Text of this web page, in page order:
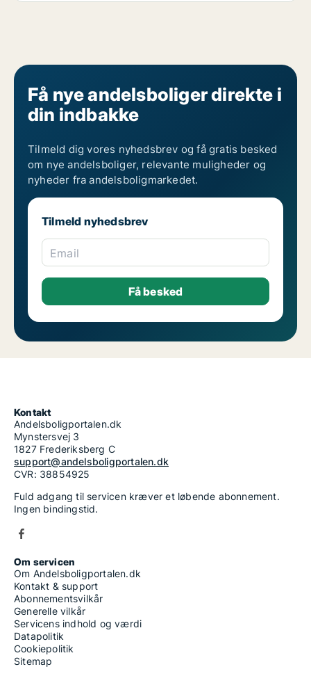
Få nye andelsboliger direkte i
din indbakke
Tilmeld dig vores nyhedsbrev og få gratis besked
om nye andelsboliger, relevante muligheder og
nyheder fra andelsboligmarkedet.
Tilmeld nyhedsbrev
Email
Kontakt
Andelsboligportalen.dk
Mynstersvej 3
1827 Frederiksberg C
support@andelsboligportalen.dk
CVR: 38854925
Fuld adgang til servicen kræver et løbende abonnement.
Ingen bindingstid.
Om servicen
Om Andelsboligportalen.dk
Kontakt & support
Abonnementsvilkår
Generelle vilkår
Servicens indhold og værdi
Datapolitik
Cookiepolitik
Sitemap